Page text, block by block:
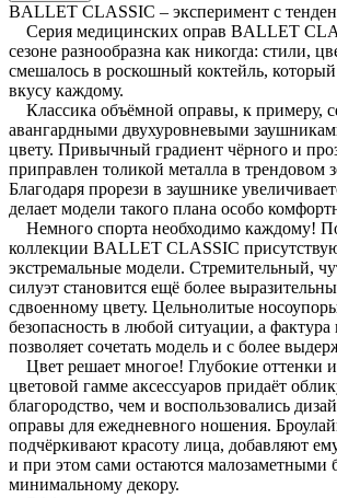
BALLET CLASSIC – эксперимент с
Серия медицинских оправ BALLET
сезоне разнообразна как никогда: стили,
смешалось в роскошный коктейль,
вкусу каждому.
Классика объёмной оправы, к примеру,
авангардными двухуровневыми
цвету. Привычный градиент чёрного и
приправлен толикой металла в трендовом
Благодаря прорези в заушнике
делает модели такого плана особо
Немного спорта необходимо каждому!
коллекции BALLET CLASSIC
экстремальные модели. Стремительный,
силуэт становится ещё более
сдвоенному цвету. Цельнолитые
безопасность в любой ситуации, а фактура
позволяет сочетать модель и с более
Цвет решает многое! Глубокие оттенки и
цветовой гамме аксессуаров придаёт
благородство, чем и воспользовались
оправы для ежедневного ношения.
подчёркивают красоту лица, добавляют
и при этом сами остаются малозаметными
минимальному декору.